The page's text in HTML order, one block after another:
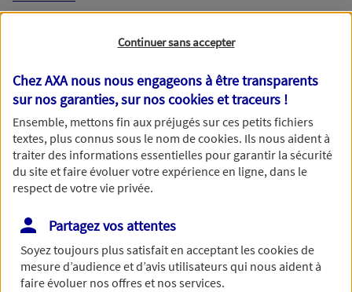
demande, nous vous répondrons dans les
meilleurs délais par mail ou par téléphone.
Votre message :
Vous disposez de droits sur les informations vous concernant. Pour
plus d’informations,cliquez ici.
Continuer sans accepter
Chez AXA nous nous engageons à être transparents
sur nos garanties, sur noscookies et traceurs !
Ensemble, mettons fin aux préjugés sur ces petits fichiers
textes, plus connus sous le nom decookies. Ils nous aident à
traiter des informations essentielles pour garantir la sécurité
du site et faire évoluer votre expérience en ligne, dans le
respect de votre vie privée.
Partagez vos attentes
Soyez toujours plus satisfait en acceptant lescookiesde
mesure d’audience et d’avis utilisateurs qui nous aident à
faire évoluer nos offres et nos services.